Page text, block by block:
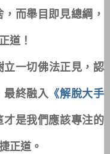
而舉目即見總綱，
道！
一切佛法正見，認
最終融入 《解脫大手
是我們應該專注的
正道。